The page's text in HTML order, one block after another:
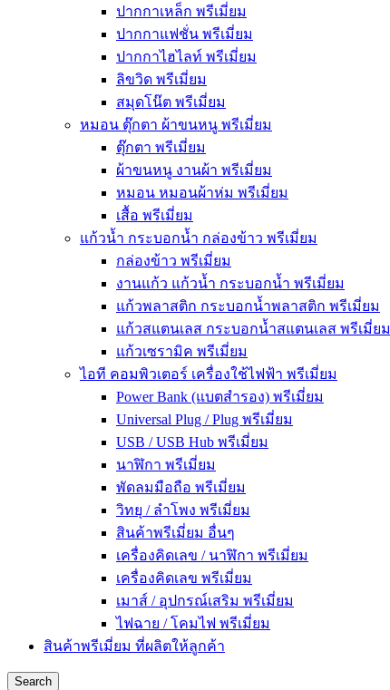
ปากกาเหล็ก พรีเมี่ยม
ปากกาแฟชั่น พรีเมี่ยม
ปากกาไฮไลท์ พรีเมี่ยม
ลิขวิด พรีเมี่ยม
สมุดโน๊ต พรีเมี่ยม
หมอน ตุ๊กตา ผ้าขนหนู พรีเมี่ยม
ตุ๊กตา พรีเมี่ยม
ผ้าขนหนู งานผ้า พรีเมี่ยม
หมอน หมอนผ้าห่ม พรีเมี่ยม
เสื้อ พรีเมี่ยม
แก้วน้ำ กระบอกน้ำ กล่องข้าว พรีเมี่ยม
กล่องข้าว พรีเมี่ยม
งานแก้ว แก้วน้ำ กระบอกน้ำ พรีเมี่ยม
แก้วพลาสติก กระบอกน้ำพลาสติก พรีเมี่ยม
แก้วสแตนเลส กระบอกน้ำสแตนเลส พรีเมี่ยม
แก้วเซรามิค พรีเมี่ยม
ไอที คอมพิวเตอร์ เครื่องใช้ไฟฟ้า พรีเมี่ยม
Power Bank (แบตสำรอง) พรีเมี่ยม
Universal Plug / Plug พรีเมี่ยม
USB / USB Hub พรีเมี่ยม
นาฬิกา พรีเมี่ยม
พัดลมมือถือ พรีเมี่ยม
วิทยุ / ลำโพง พรีเมี่ยม
สินค้าพรีเมี่ยม อื่นๆ
เครื่องคิดเลข / นาฬิกา พรีเมี่ยม
เครื่องคิดเลข พรีเมี่ยม
เมาส์ / อุปกรณ์เสริม พรีเมี่ยม
ไฟฉาย / โคมไฟ พรีเมี่ยม
สินค้าพรีเมี่ยม ที่ผลิตให้ลูกค้า
Search